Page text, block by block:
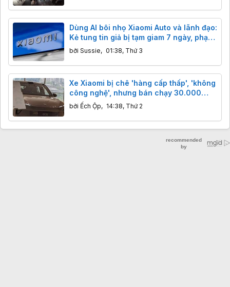
Dùng AI bôi nhọ Xiaomi Auto và lãnh đạo:
Kẻ tung tin giả bị tạm giam 7 ngày, phạt
tiền
bởi Sussie, 01:38, Thứ 3
Xe Xiaomi bị chê 'hàng cấp thấp', 'không
công nghệ', nhưng bán chạy 30.000
chiếc: 'Redmi ô tô' là lời khen hay chê?
bởi Ếch Ộp, 14:38, Thứ 2